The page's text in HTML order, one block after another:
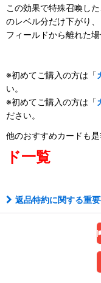
この効果で特殊召喚し
のレベル分だけ下がり、
フィールドから離れた
※初めてご購入の方は「
い。
※初めてご購入の方は「
ださい。
他のおすすめカードも
ド一覧
返品特約に関する重